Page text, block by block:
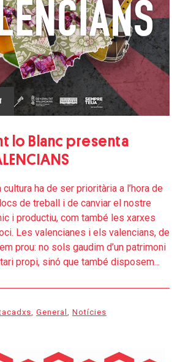
lo Blanc presenta
cultura ha de ser prioritària a l’hora de
de treball i de canviar el nostre
i productiu, com també les xarxes
Les valencianes i els valencians, de
prou: no sols gaudim d’un patrimoni
propi, sinó que també disposem...
General Notícies